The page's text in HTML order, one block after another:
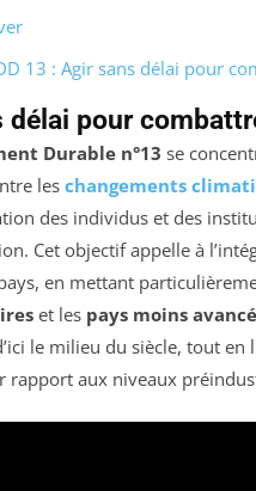
13 : Agir sans délai pour
délai pour
Durable n°13 se
les changements
des individus et des
Cet objectif appelle à
en mettant
et les pays moins
le milieu du siècle, tout
rapport aux niveaux